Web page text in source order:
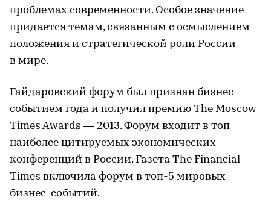
проблемах современности. Особое значение
придается темам, связанным с осмыслением
положения и стратегической роли России
в мире.
Гайдаровский форум был признан бизнес-
событием года и получил премию The Moscow
Times Awards — 2013. Форум входит в топ
наиболее цитируемых экономических
конференций в России. Газета The Financial
Times включила форум в топ-5 мировых
бизнес-событий.